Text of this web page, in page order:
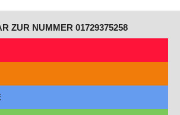
ZUR NUMMER 01729375258